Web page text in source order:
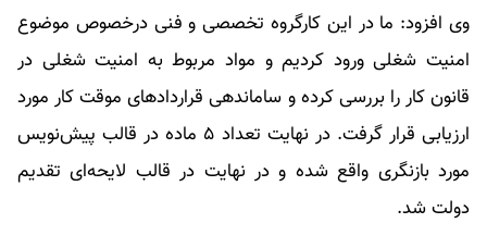
وی افزود: ما در این کارگروه تخصصی و فنی درخصوص موضوع
امنیت شغلی ورود کردیم و مواد مربوط به امنیت شغلی در
قانون کار را بررسی کرده و ساماندهی قراردادهای موقت کار مورد
ارزیابی قرار گرفت. در نهایت تعداد ۵ ماده در قالب پیش‌نویس
مورد بازنگری واقع شده و در نهایت در قالب لایحه‌ای تقدیم
دولت شد.